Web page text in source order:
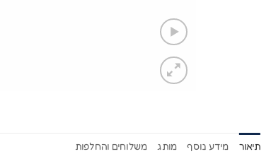
תיאור מידע נוסף מותג משלוחים והחלפות